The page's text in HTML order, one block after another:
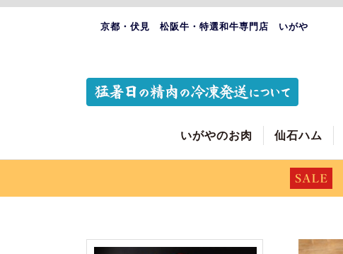
京都・伏見 松阪牛・特選和牛専門店 いがや
いがやのお肉 仙石ハム